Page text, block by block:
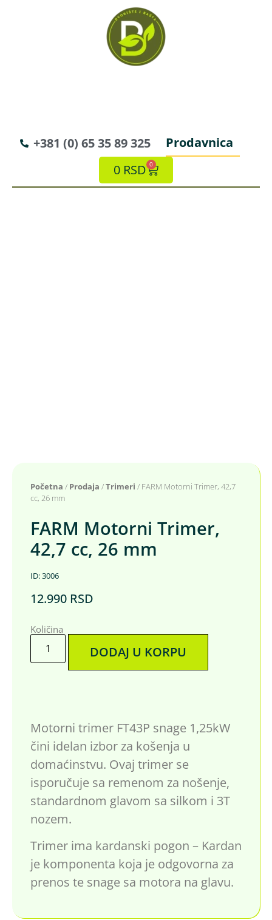
+381 (0) 65 35 89 325
Prodavnica
0 RSD 0
Početna / Prodaja /Trimeri / FARM Motorni Trimer, 42,7
cc, 26 mm
FARM Motorni Trimer,
42,7 cc, 26 mm
ID: 3006
12.990 RSD
Količina
DODAJ U KORPU
Motorni trimer FT43P snage 1,25kW
čini idelan izbor za košenja u
domaćinstvu. Ovaj trimer se
isporučuje sa remenom za nošenje,
standardnom glavom sa silkom i 3T
nozem.
Trimer ima kardanski pogon – Kardan
je komponenta koja je odgovorna za
prenos te snage sa motora na glavu.